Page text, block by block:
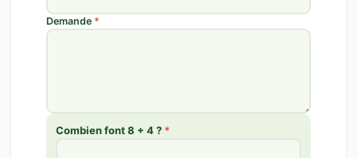
Demande *
Combien font 8 + 4 ? *